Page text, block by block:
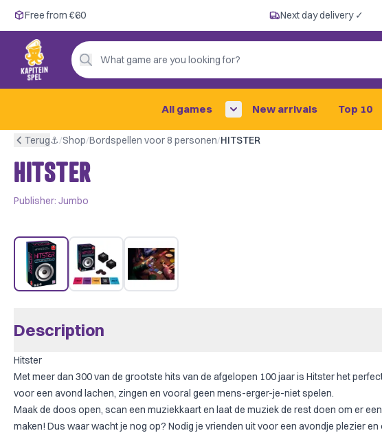
Free from €60
Next day delivery ✓
Personal advice
4,9/5 —
200+ reviews
Free from €60 Next day delivery ✓
What game are you looking for?
All games New arrivals Top 10
Terug⚓︎/Shop/Bordspellen voor 8 personen/HITSTER
HITSTER
Publisher: Jumbo
Description
Hitster
Met meer dan 300 van de grootste hits van de afgelopen 100 jaar is Hitster het
voor een avond lachen, zingen en vooral geen mens-erger-je-niet spelen.
Maak de doos open, scan een muziekkaart en laat de muziek de rest doen om er
maken! Dus waar wacht je nog op? Nodig je vrienden uit voor een avondje plezier en